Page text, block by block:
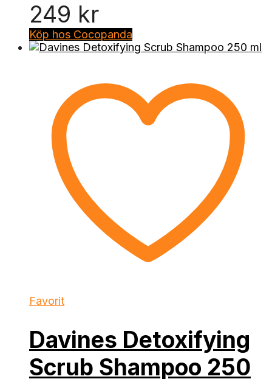
249 kr
Köp hos Cocopanda
Favorit
Davines Detoxifying
Scrub Shampoo 250